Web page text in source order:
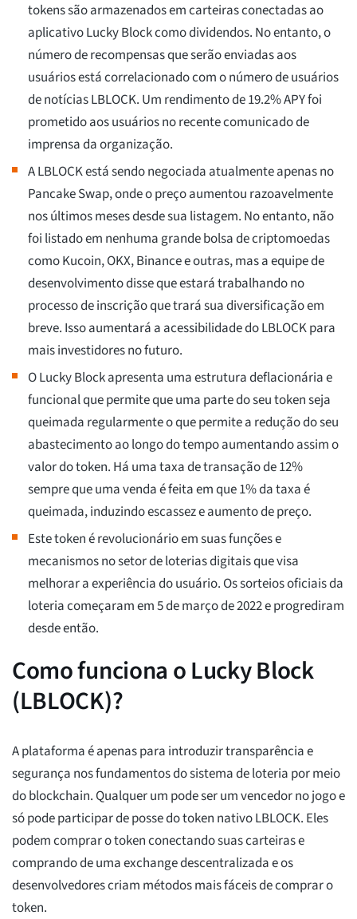
tokens são armazenados em carteiras conectadas ao
aplicativo Lucky Block como dividendos. No entanto, o
número de recompensas que serão enviadas aos
usuários está correlacionado com o número de usuários
de notícias LBLOCK. Um rendimento de 19.2% APY foi
prometido aos usuários no recente comunicado de
imprensa da organização.
A LBLOCK está sendo negociada atualmente apenas no
Pancake Swap, onde o preço aumentou razoavelmente
nos últimos meses desde sua listagem. No entanto, não
foi listado em nenhuma grande bolsa de criptomoedas
como Kucoin, OKX, Binance e outras, mas a equipe de
desenvolvimento disse que estará trabalhando no
processo de inscrição que trará sua diversificação em
breve. Isso aumentará a acessibilidade do LBLOCK para
mais investidores no futuro.
O Lucky Block apresenta uma estrutura deflacionária e
funcional que permite que uma parte do seu token seja
queimada regularmente o que permite a redução do seu
abastecimento ao longo do tempo aumentando assim o
valor do token. Há uma taxa de transação de 12%
sempre que uma venda é feita em que 1% da taxa é
queimada, induzindo escassez e aumento de preço.
Este token é revolucionário em suas funções e
mecanismos no setor de loterias digitais que visa
melhorar a experiência do usuário. Os sorteios oficiais da
loteria começaram em 5 de março de 2022 e progrediram
desde então.
Como funciona o Lucky Block
(LBLOCK)?
A plataforma é apenas para introduzir transparência e
segurança nos fundamentos do sistema de loteria por meio
do blockchain. Qualquer um pode ser um vencedor no jogo e
só pode participar de posse do token nativo LBLOCK. Eles
podem comprar o token conectando suas carteiras e
comprando de uma exchange descentralizada e os
desenvolvedores criam métodos mais fáceis de comprar o
token.